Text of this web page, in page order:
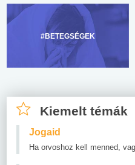
#BETEGSÉGEK
Kiemelt témák
Jogaid
Ha orvoshoz kell menned,